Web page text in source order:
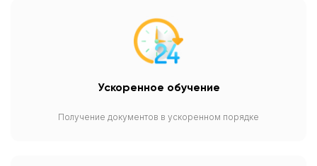
Ускоренное обучение
Получение документов в ускоренном порядке